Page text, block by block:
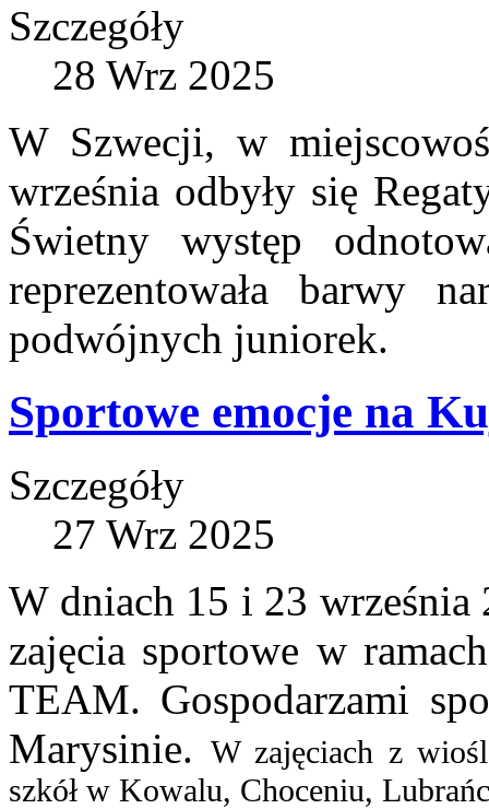
Szczegóły
28 Wrz 2025
W Szwecji, w
września odbyły się
Świetny występ
reprezentowała barwy
podwójnych juniorek.
Sportowe emocje na
Szczegóły
27 Wrz 2025
W dniach 15 i 23
zajęcia sportowe w
TEAM. Gospodarzami
Marysinie. W zajęciach z
szkół w Kowalu, Choceniu,